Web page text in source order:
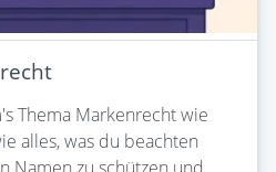
Thema Markenrecht wie
alles, was du beachten